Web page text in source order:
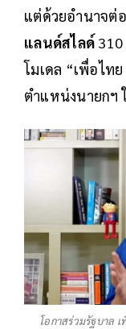
แต่ด้วยอำนาจต่
แลนด์สไลด์ 310
โมเดล “เพื่อไท
ตำแหน่งนายกฯ
โอกาสร่วมรัฐบาล